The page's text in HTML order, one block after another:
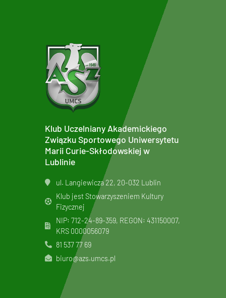
Klub Uczelniany Akademickiego
Związku Sportowego Uniwersytetu
Marii Curie-Skłodowskiej w
Lublinie
ul. Langiewicza 22, 20-032 Lublin
Klub jest Stowarzyszeniem Kultury
Fizycznej
NIP: 712-24-89-359, REGON: 431150007,
KRS 0000056079
81 537 77 69
biuro@azs.umcs.pl